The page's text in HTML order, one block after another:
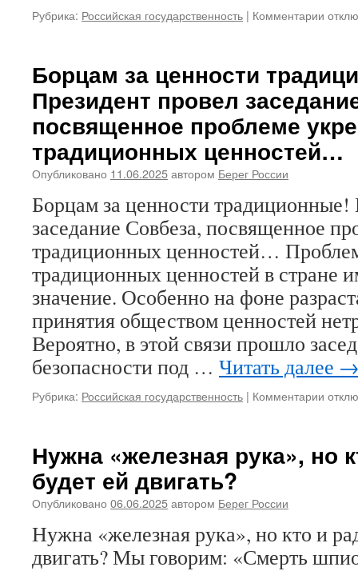
и
шоу
Рубрика: Российская государственность | Комментарии к
«ВК-
к
Борцам за ценности
Президент провел
посвященное проблеме
традиционных ценностей…
Опубликовано 11.06.2025автором Берег России
Борцам за ценности традиционные!
заседание Совбеза, посвященное
традиционных ценностей…
традиционных ценностей в стране
значение. Особенно на фоне
принятия обществом ценностей
Вероятно, в этой связи прошло
безопасности под … Читать далее
Рубрика: Российская государственность | Комментарии к
Нужна «железная рука», но
будет ей двигать?
Опубликовано 06.06.2025автором Берег России
Нужна «железная рука», но кто и
двигать? Мы говорим: «Смерть